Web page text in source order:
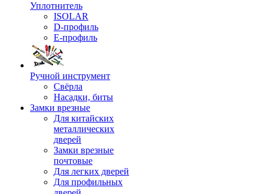
Уплотнитель
ISOLAR
D-профиль
Е-профиль
Ручной инструмент
Свёрла
Насадки, биты
Замки врезные
Для китайских
металлических
дверей
Замки врезные
почтовые
Для легких дверей
Для профильных